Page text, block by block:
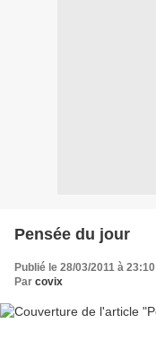
Pensée du jour
Publié le 28/03/2011 à 23:10
Par covix